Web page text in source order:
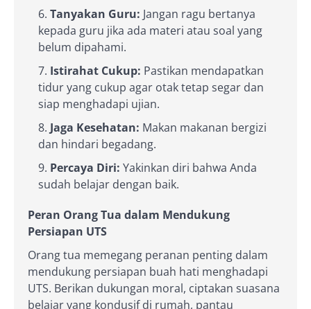
Tanyakan Guru: Jangan ragu bertanya
kepada guru jika ada materi atau soal yang
belum dipahami.
Istirahat Cukup: Pastikan mendapatkan
tidur yang cukup agar otak tetap segar dan
siap menghadapi ujian.
Jaga Kesehatan: Makan makanan bergizi
dan hindari begadang.
Percaya Diri: Yakinkan diri bahwa Anda
sudah belajar dengan baik.
Peran Orang Tua dalam Mendukung
Persiapan UTS
Orang tua memegang peranan penting dalam
mendukung persiapan buah hati menghadapi
UTS. Berikan dukungan moral, ciptakan suasana
belajar yang kondusif di rumah, pantau